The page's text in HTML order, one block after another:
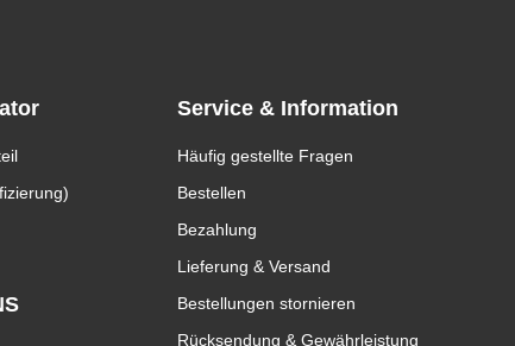
Service & Information
Häufig gestellte Fragen
Bestellen
Bezahlung
Lieferung & Versand
Bestellungen stornieren
Rücksendung & Gewährleistung